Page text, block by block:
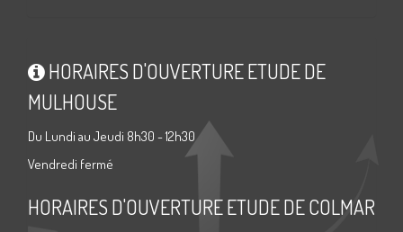
HORAIRES D'OUVERTURE ETUDE DE
MULHOUSE
Du Lundi au Jeudi 8h30 - 12h30
Vendredi fermé
HORAIRES D'OUVERTURE ETUDE DE COLMAR